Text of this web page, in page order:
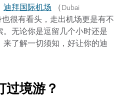
迪拜国际机场 （Dubai
也很有看头，走出机场更是有不
无论你是逗留几个小时还是
了解一切须知，好让你的迪
境游？